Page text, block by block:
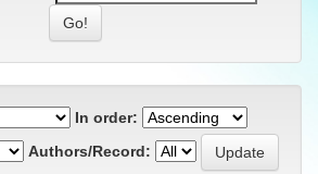
In order:
Authors/Record: